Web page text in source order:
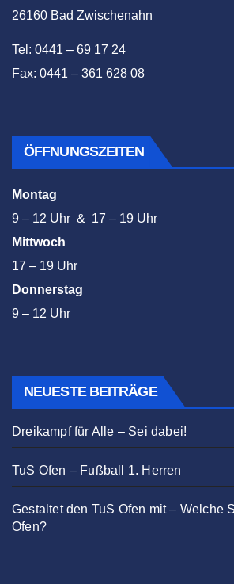
26160 Bad Zwischenahn
Tel: 0441 – 69 17 24
Fax: 0441 – 361 628 08
ÖFFNUNGSZEITEN
Montag
9 – 12 Uhr & 17 – 19 Uhr
Mittwoch
17 – 19 Uhr
Donnerstag
9 – 12 Uhr
NEUESTE BEITRÄGE
Dreikampf für Alle – Sei dabei!
TuS Ofen – Fußball 1. Herren
Gestaltet den TuS Ofen mit – Welche
Ofen?